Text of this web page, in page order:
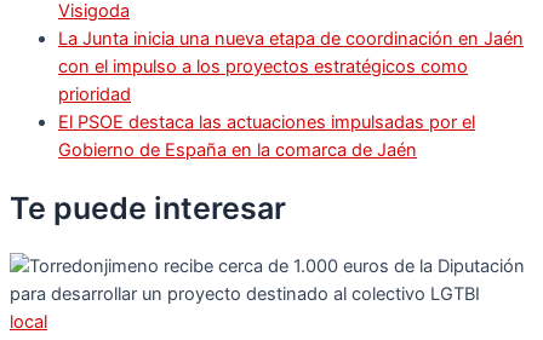
Visigoda
La Junta inicia una nueva etapa de coordinación en Jaén
con el impulso a los proyectos estratégicos como
prioridad
El PSOE destaca las actuaciones impulsadas por el
Gobierno de España en la comarca de Jaén
Te puede interesar
local